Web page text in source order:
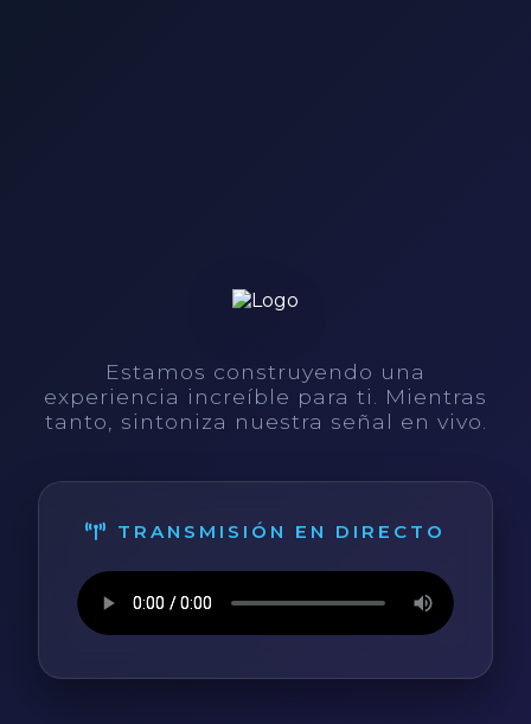
Estamos construyendo una
experiencia increíble para ti. Mientras
tanto, sintoniza nuestra señal en vivo.
TRANSMISIÓN EN DIRECTO